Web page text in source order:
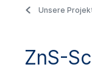
Unsere
ZnS-